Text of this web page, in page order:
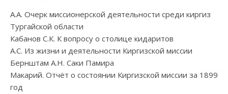
А.А. Очерк миссионерской деятельности среди киргиз
Тургайской области
Кабанов С.К. К вопросу о столице кидаритов
А.С. Из жизни и деятельности Киргизской миссии
Бернштам А.Н. Саки Памира
Макарий. Отчёт о состоянии Киргизской миссии за 1899
год